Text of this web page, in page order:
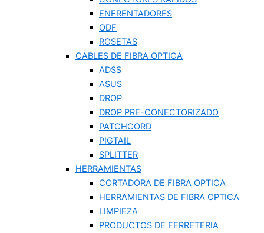
ENFRENTADORES
ODF
ROSETAS
CABLES DE FIBRA OPTICA
ADSS
ASUS
DROP
DROP PRE-CONECTORIZADO
PATCHCORD
PIGTAIL
SPLITTER
HERRAMIENTAS
CORTADORA DE FIBRA OPTICA
HERRAMIENTAS DE FIBRA OPTICA
LIMPIEZA
PRODUCTOS DE FERRETERIA